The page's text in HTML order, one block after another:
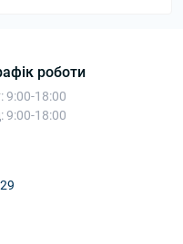
роботи
9:00-18:00
9:00-18:00